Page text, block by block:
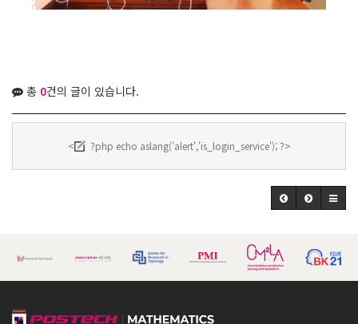
총 0건의 글이 있습니다.
< ?php echo aslang('alert','is_login_service'); ?>